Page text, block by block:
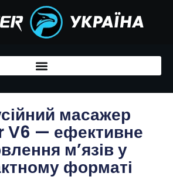
масажер
V6 — ефективне
м’язів у
форматі